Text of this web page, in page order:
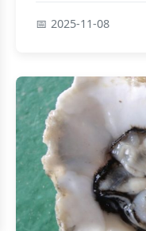
2025-11-08